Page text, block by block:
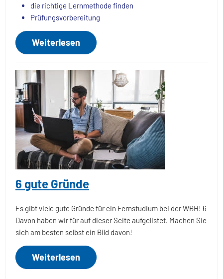
die richtige Lernmethode finden
Prüfungsvorbereitung
Weiterlesen
6 gute Gründe
Es gibt viele gute Gründe für ein Fernstudium bei der WBH! 6
Davon haben wir für auf dieser Seite aufgelistet. Machen Sie
sich am besten selbst ein Bild davon!
Weiterlesen